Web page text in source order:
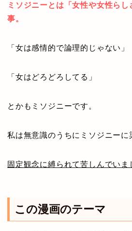
ミソジニーとは「女性や女性ら
事。
「女は感情的で論理的じゃない」
「女はどろどろしてる」
とかもミソジニーです。
私は無意識のうちにミソジニーに
固定観念に縛られて苦しんでいま
この漫画のテーマ